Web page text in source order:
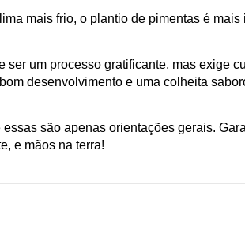
mais frio, o plantio de pimentas é
ser um processo gratificante, mas exige
desenvolvimento e uma colheita
essas são apenas orientações gerais.
e mãos na terra!